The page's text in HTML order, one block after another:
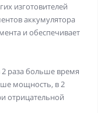
изготовителей
аккумулятора
и обеспечивает
раза больше время
мощность, в 2
отрицательной